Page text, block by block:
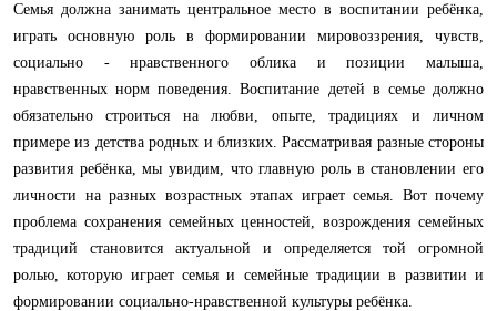
Семья должна занимать центральное место в воспитании ребёнка,
играть основную роль в формировании мировоззрения, чувств,
социально - нравственного облика и позиции малыша,
нравственных норм поведения. Воспитание детей в семье должно
обязательно строиться на любви, опыте, традициях и личном
примере из детства родных и близких. Рассматривая разные стороны
развития ребёнка, мы увидим, что главную роль в становлении его
личности на разных возрастных этапах играет семья. Вот почему
проблема сохранения семейных ценностей, возрождения семейных
традиций становится актуальной и определяется той огромной
ролью, которую играет семья и семейные традиции в развитии и
формировании социально-нравственной культуры ребёнка.